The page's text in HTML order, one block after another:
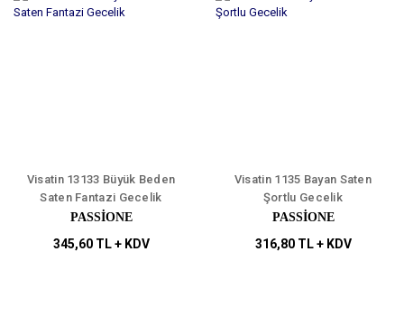
Visatin 13133 Büyük Beden
Saten Fantazi Gecelik
PASSİONE
345,60 TL + KDV
Visatin 1135 Bayan Saten
Şortlu Gecelik
PASSİONE
316,80 TL + KDV